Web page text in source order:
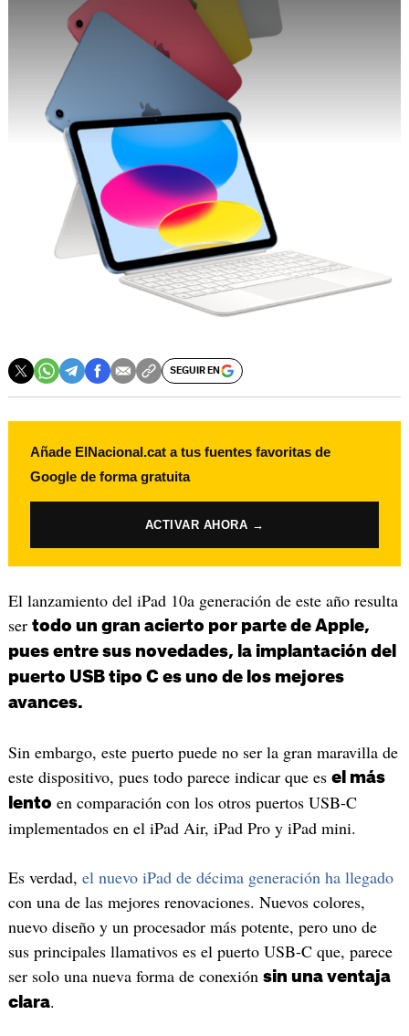
SEGUIR EN
Añade ElNacional.cat a tus fuentes favoritas de
Google de forma gratuita
ACTIVAR AHORA →
El lanzamiento del iPad 10a generación de este año resulta
ser todo un gran acierto por parte de Apple,
pues entre sus novedades, la implantación del
puerto USB tipo C es uno de los mejores
avances.
Sin embargo, este puerto puede no ser la gran maravilla de
este dispositivo, pues todo parece indicar que es el más
lento en comparación con los otros puertos USB-C
implementados en el iPad Air, iPad Pro y iPad mini.
Es verdad, el nuevo iPad de décima generación ha llegado
con una de las mejores renovaciones. Nuevos colores,
nuevo diseño y un procesador más potente, pero uno de
sus principales llamativos es el puerto USB-C que, parece
ser solo una nueva forma de conexión sin una ventaja
clara.